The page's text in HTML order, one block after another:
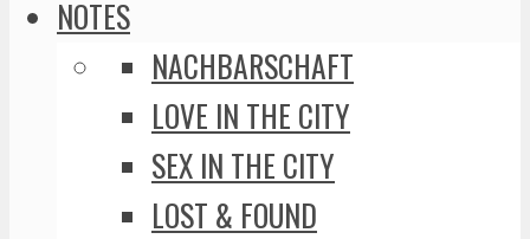
NOTES
NACHBARSCHAFT
LOVE IN THE CITY
SEX IN THE CITY
LOST & FOUND